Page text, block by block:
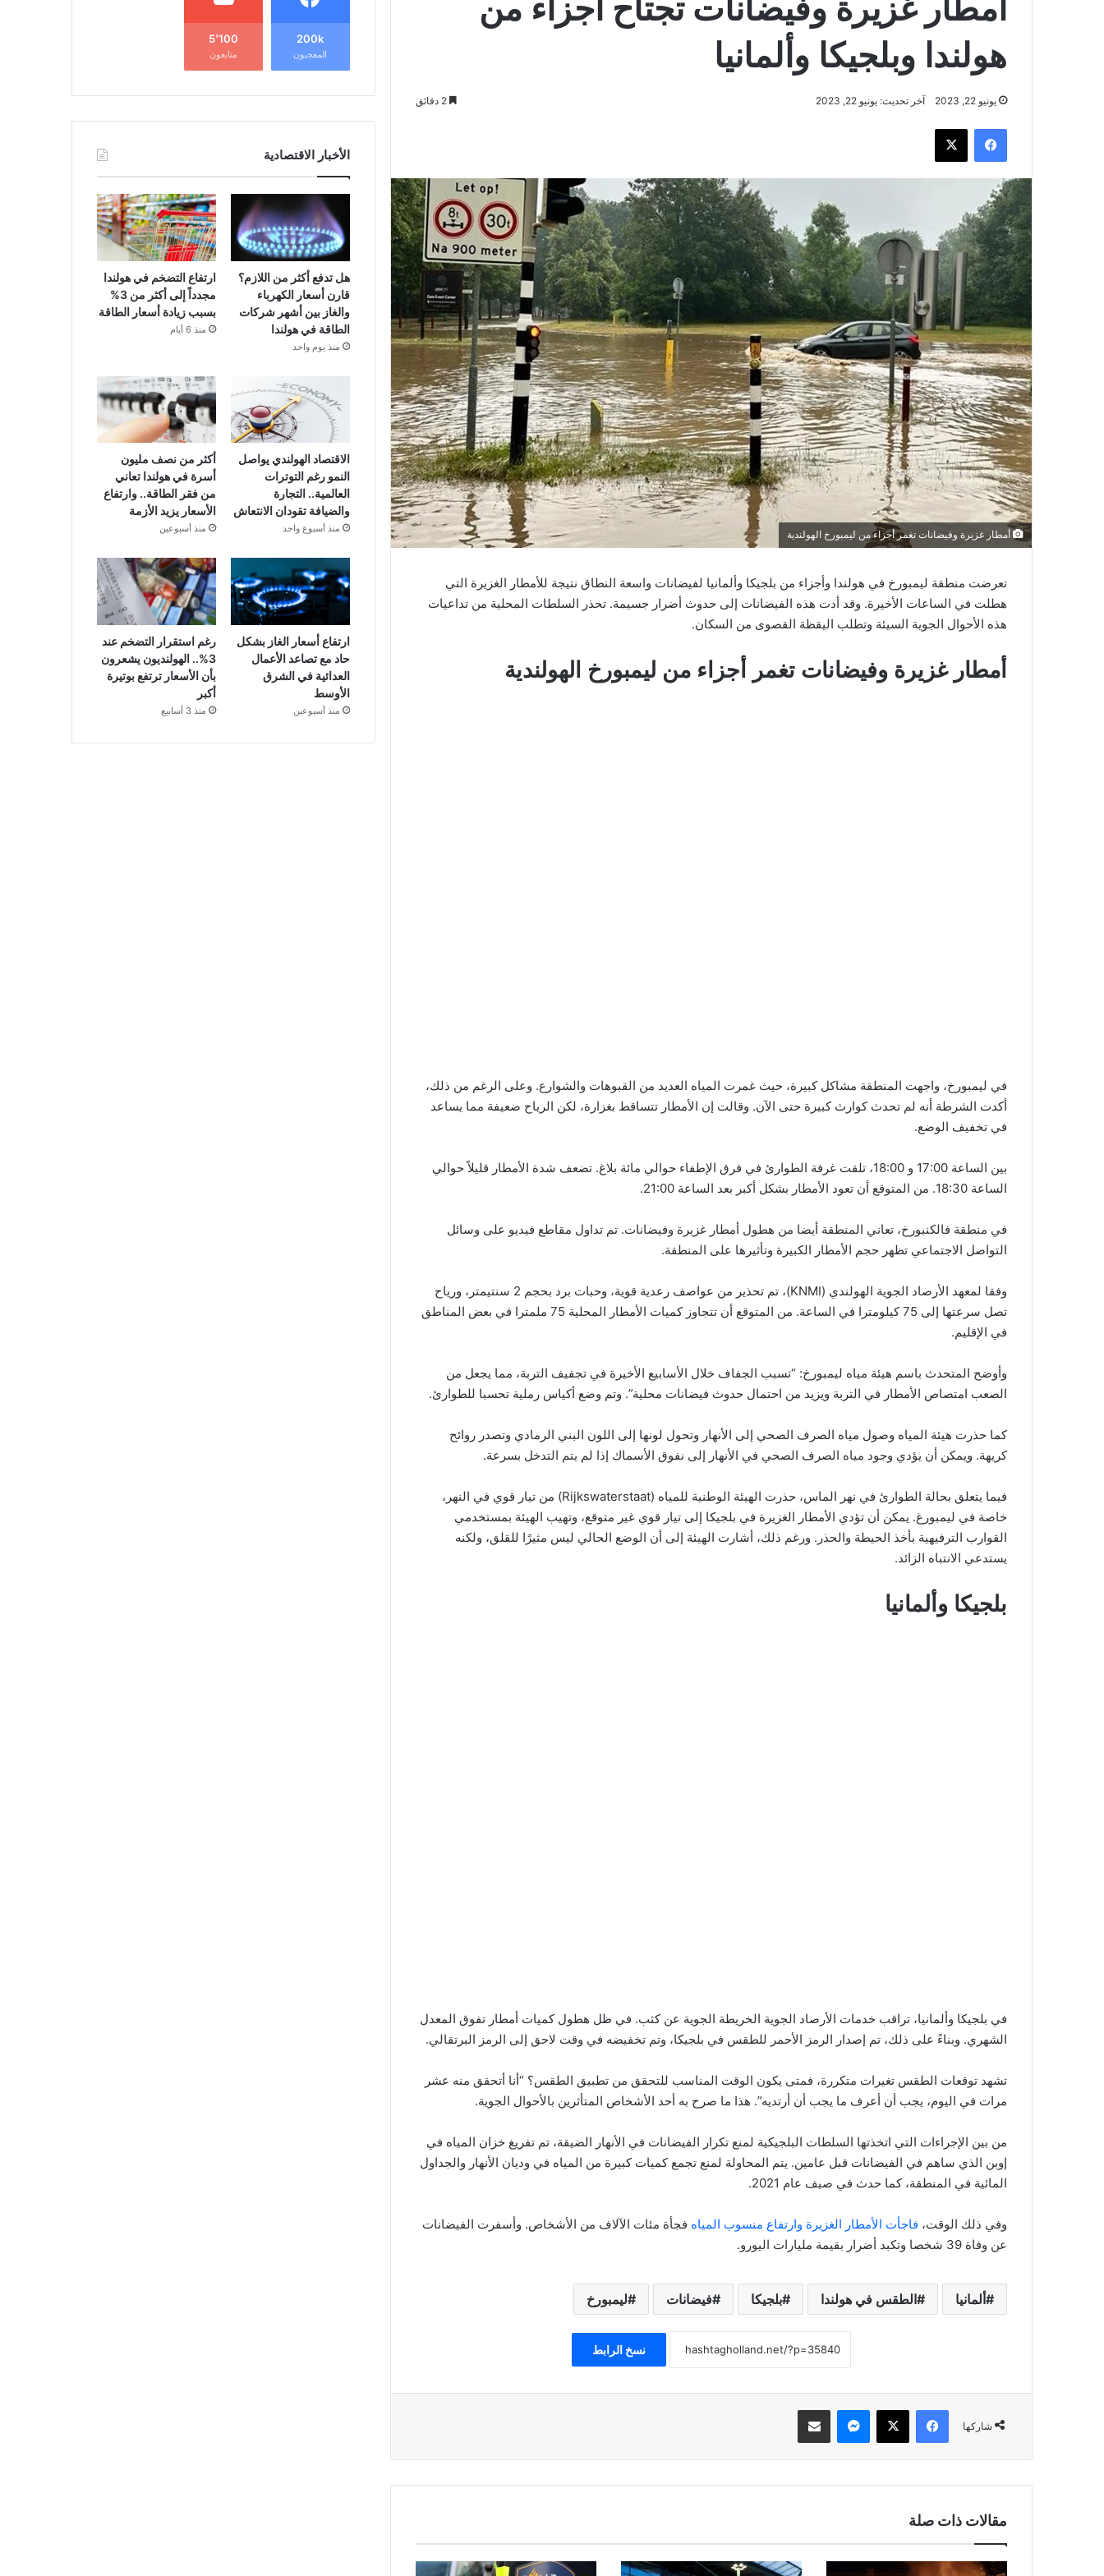
أمطار غزيرة وفيضانات تجتاح أجزاء من
هولندا وبلجيكا وألمانيا
يونيو 22, 2023 آخر تحديث: يونيو 22, 2023
فيسبوك ‫X
أمطار غزيرة وفيضانات تغمر أجزاء من ليمبورخ الهولندية
تعرضت منطقة ليمبورخ في هولندا وأجزاء من بلجيكا وألمانيا لفيضانات واسعة النطاق نتيجة للأمطار الغزيرة التي
هطلت في الساعات الأخيرة. وقد أدت هذه الفيضانات إلى حدوث أضرار جسيمة. تحذر السلطات المحلية من تداعيات
هذه الأحوال الجوية السيئة وتطلب اليقظة القصوى من السكان.
أمطار غزيرة وفيضانات تغمر أجزاء من ليمبورخ الهولندية
في ليمبورخ، واجهت المنطقة مشاكل كبيرة، حيث غمرت المياه العديد من القبوهات والشوارع. وعلى الرغم من ذلك،
أكدت الشرطة أنه لم تحدث كوارث كبيرة حتى الآن. وقالت إن الأمطار تتساقط بغزارة، لكن الرياح ضعيفة مما يساعد
في تخفيف الوضع.
بين الساعة 17:00 و 18:00، تلقت غرفة الطوارئ في فرق الإطفاء حوالي مائة بلاغ. تضعف شدة الأمطار قليلاً حوالي
الساعة 18:30. من المتوقع أن تعود الأمطار بشكل أكبر بعد الساعة 21:00.
في منطقة فالكنبورخ، تعاني المنطقة أيضا من هطول أمطار غزيرة وفيضانات. تم تداول مقاطع فيديو على وسائل
التواصل الاجتماعي تظهر حجم الأمطار الكبيرة وتأثيرها على المنطقة.
وفقا لمعهد الأرصاد الجوية الهولندي (KNMI)، تم تحذير من عواصف رعدية قوية، وحبات برد بحجم 2 سنتيمتر، ورياح
تصل سرعتها إلى 75 كيلومترا في الساعة. من المتوقع أن تتجاوز كميات الأمطار المحلية 75 ملمترا في بعض المناطق
في الإقليم.
وأوضح المتحدث باسم هيئة مياه ليمبورخ: “تسبب الجفاف خلال الأسابيع الأخيرة في تجفيف التربة، مما يجعل من
الصعب امتصاص الأمطار في التربة ويزيد من احتمال حدوث فيضانات محلية”. وتم وضع أكياس رملية تحسبا للطوارئ.
كما حذرت هيئة المياه وصول مياه الصرف الصحي إلى الأنهار وتحول لونها إلى اللون البني الرمادي وتصدر روائح
كريهة. ويمكن أن يؤدي وجود مياه الصرف الصحي في الأنهار إلى نفوق الأسماك إذا لم يتم التدخل بسرعة.
فيما يتعلق بحالة الطوارئ في نهر الماس، حذرت الهيئة الوطنية للمياه (Rijkswaterstaat) من تيار قوي في النهر،
خاصة في ليمبورغ. يمكن أن تؤدي الأمطار الغزيرة في بلجيكا إلى تيار قوي غير متوقع، وتهيب الهيئة بمستخدمي
القوارب الترفيهية بأخذ الحيطة والحذر. ورغم ذلك، أشارت الهيئة إلى أن الوضع الحالي ليس مثيرًا للقلق، ولكنه
يستدعي الانتباه الزائد.
بلجيكا وألمانيا
في بلجيكا وألمانيا، تراقب خدمات الأرصاد الجوية الخريطة الجوية عن كثب. في ظل هطول كميات أمطار تفوق المعدل
الشهري. وبناءً على ذلك، تم إصدار الرمز الأحمر للطقس في بلجيكا، وتم تخفيضه في وقت لاحق إلى الرمز البرتقالي.
تشهد توقعات الطقس تغيرات متكررة، فمتى يكون الوقت المناسب للتحقق من تطبيق الطقس؟ “أنا أتحقق منه عشر
مرات في اليوم، يجب أن أعرف ما يجب أن أرتديه”. هذا ما صرح به أحد الأشخاص المتأثرين بالأحوال الجوية.
من بين الإجراءات التي اتخذتها السلطات البلجيكية لمنع تكرار الفيضانات في الأنهار الضيقة، تم تفريغ خزان المياه في
إوبن الذي ساهم في الفيضانات قبل عامين. يتم المحاولة لمنع تجمع كميات كبيرة من المياه في وديان الأنهار والجداول
المائية في المنطقة، كما حدث في صيف عام 2021.
وفي ذلك الوقت، فاجأت الأمطار الغزيرة وارتفاع منسوب المياه فجأة مئات الآلاف من الأشخاص. وأسفرت الفيضانات
عن وفاة 39 شخصا وتكبد أضرار بقيمة مليارات اليورو.
ألمانيا الطقس في هولندا بلجيكا فيضانات ليمبورخ
نسخ الرابط
شاركها
فيسبوك ‫X ماسنجر مشاركة عبر البريد
مقالات ذات صلة
200k
المعجبون
5٬100
متابعون
الأخبار الاقتصادية
هل تدفع أكثر من اللازم؟
قارن أسعار الكهرباء
والغاز بين أشهر شركات
الطاقة في هولندا
منذ يوم واحد
ارتفاع التضخم في هولندا
مجدداً إلى أكثر من 3%
بسبب زيادة أسعار الطاقة
منذ 6 أيام
الاقتصاد الهولندي يواصل
النمو رغم التوترات
العالمية.. التجارة
والضيافة تقودان الانتعاش
منذ أسبوع واحد
أكثر من نصف مليون
أسرة في هولندا تعاني
من فقر الطاقة.. وارتفاع
الأسعار يزيد الأزمة
منذ أسبوعين
ارتفاع أسعار الغاز بشكل
حاد مع تصاعد الأعمال
العدائية في الشرق
الأوسط
منذ أسبوعين
رغم استقرار التضخم عند
3%.. الهولنديون يشعرون
بأن الأسعار ترتفع بوتيرة
أكبر
منذ 3 أسابيع